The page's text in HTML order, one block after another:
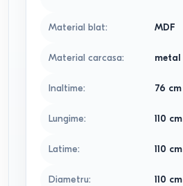
Material blat: MDF
Material carcasa: metal
Inaltime: 76 cm
Lungime: 110 cm
Latime: 110 cm
Diametru: 110 cm